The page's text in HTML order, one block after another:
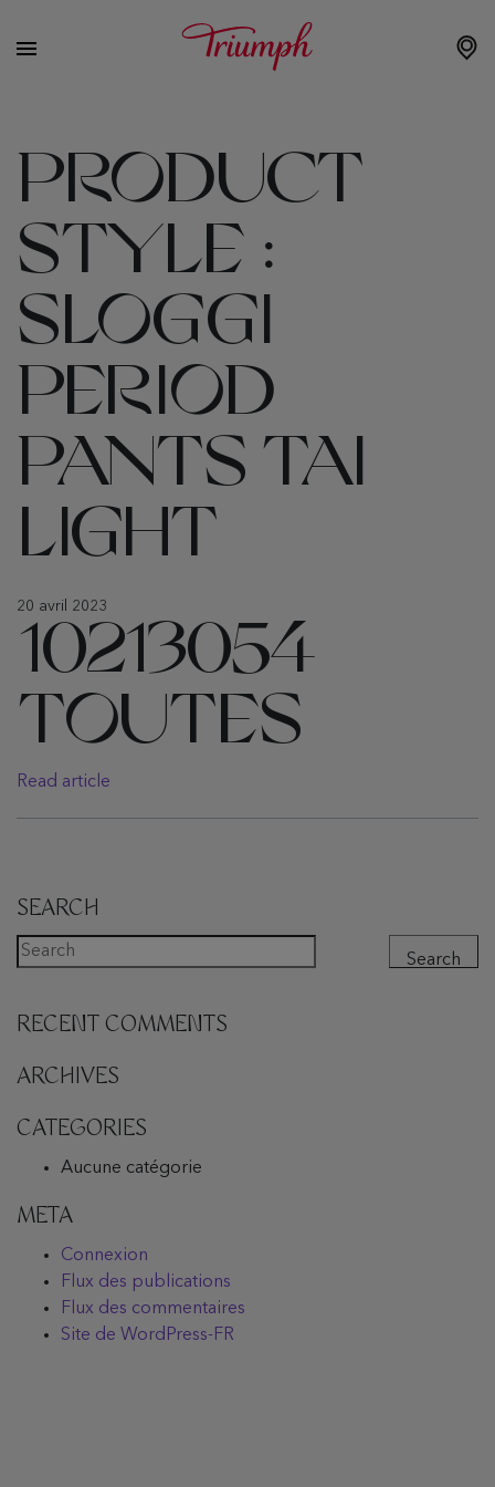
PRODUCT
STYLE :
SLOGGI
PERIOD
PANTS TAI
LIGHT
20 avril 2023
10213054
TOUTES
Read article
SEARCH
Search
RECENT COMMENTS
ARCHIVES
CATEGORIES
Aucune catégorie
META
Connexion
Flux des publications
Flux des commentaires
Site de WordPress-FR